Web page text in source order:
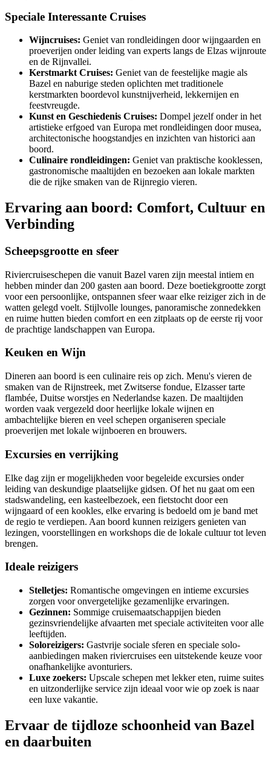
Speciale Interessante Cruises
Wijncruises: Geniet van rondleidingen door wijngaarden en
proeverijen onder leiding van experts langs de Elzas wijnroute
en de Rijnvallei.
Kerstmarkt Cruises: Geniet van de feestelijke magie als
Bazel en naburige steden oplichten met traditionele
kerstmarkten boordevol kunstnijverheid, lekkernijen en
feestvreugde.
Kunst en Geschiedenis Cruises: Dompel jezelf onder in het
artistieke erfgoed van Europa met rondleidingen door musea,
architectonische hoogstandjes en inzichten van historici aan
boord.
Culinaire rondleidingen: Geniet van praktische kooklessen,
gastronomische maaltijden en bezoeken aan lokale markten
die de rijke smaken van de Rijnregio vieren.
Ervaring aan boord: Comfort, Cultuur en
Verbinding
Scheepsgrootte en sfeer
Riviercruiseschepen die vanuit Bazel varen zijn meestal intiem en
hebben minder dan 200 gasten aan boord. Deze boetiekgrootte zorgt
voor een persoonlijke, ontspannen sfeer waar elke reiziger zich in de
watten gelegd voelt. Stijlvolle lounges, panoramische zonnedekken
en ruime hutten bieden comfort en een zitplaats op de eerste rij voor
de prachtige landschappen van Europa.
Keuken en Wijn
Dineren aan boord is een culinaire reis op zich. Menu's vieren de
smaken van de Rijnstreek, met Zwitserse fondue, Elzasser tarte
flambée, Duitse worstjes en Nederlandse kazen. De maaltijden
worden vaak vergezeld door heerlijke lokale wijnen en
ambachtelijke bieren en veel schepen organiseren speciale
proeverijen met lokale wijnboeren en brouwers.
Excursies en verrijking
Elke dag zijn er mogelijkheden voor begeleide excursies onder
leiding van deskundige plaatselijke gidsen. Of het nu gaat om een
stadswandeling, een kasteelbezoek, een fietstocht door een
wijngaard of een kookles, elke ervaring is bedoeld om je band met
de regio te verdiepen. Aan boord kunnen reizigers genieten van
lezingen, voorstellingen en workshops die de lokale cultuur tot leven
brengen.
Ideale reizigers
Stelletjes: Romantische omgevingen en intieme excursies
zorgen voor onvergetelijke gezamenlijke ervaringen.
Gezinnen: Sommige cruisemaatschappijen bieden
gezinsvriendelijke afvaarten met speciale activiteiten voor alle
leeftijden.
Soloreizigers: Gastvrije sociale sferen en speciale solo-
aanbiedingen maken riviercruises een uitstekende keuze voor
onafhankelijke avonturiers.
Luxe zoekers: Upscale schepen met lekker eten, ruime suites
en uitzonderlijke service zijn ideaal voor wie op zoek is naar
een luxe vakantie.
Ervaar de tijdloze schoonheid van Bazel
en daarbuiten